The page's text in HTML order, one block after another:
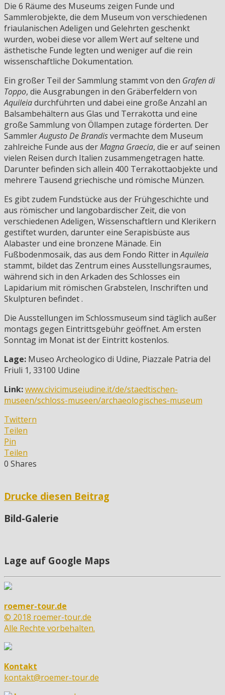
Die 6 Räume des Museums zeigen Funde und
Sammlerobjekte, die dem Museum von verschiedenen
friaulanischen Adeligen und Gelehrten geschenkt
wurden, wobei diese vor allem Wert auf seltene und
ästhetische Funde legten und weniger auf die rein
wissenschaftliche Dokumentation.
Ein großer Teil der Sammlung stammt von den Grafen di
Toppo, die Ausgrabungen in den Gräberfeldern von
Aquileiadurchführten und dabei eine große Anzahl an
Balsambehältern aus Glas und Terrakotta und eine
große Sammlung von Öllampen zutage förderten. Der
SammlerAugusto De Brandisvermachte dem Museum
zahlreiche Funde aus derMagna Graecia, die er auf seinen
vielen Reisen durch Italien zusammengetragen hatte.
Darunter befinden sich allein 400 Terrakottaobjekte und
mehrere Tausend griechische und römische Münzen.
Es gibt zudem Fundstücke aus der Frühgeschichte und
aus römischer und langobardischer Zeit, die von
verschiedenen Adeligen, Wissenschaftlern und Klerikern
gestiftet wurden, darunter eine Serapisbüste aus
Alabaster und eine bronzene Mänade. Ein
Fußbodenmosaik, das aus dem Fondo Ritter inAquileia
stammt, bildet das Zentrum eines Ausstellungsraumes,
während sich in den Arkaden des Schlosses ein
Lapidarium mit römischen Grabstelen, Inschriften und
Skulpturen befindet .
Die Ausstellungen im Schlossmuseum sind täglich außer
montags gegen Eintrittsgebühr geöffnet. Am ersten
Sonntag im Monat ist der Eintritt kostenlos.
Lage: Museo Archeologico di Udine, Piazzale Patria del
Friuli 1, 33100 Udine
Link:www.civicimuseiudine.it/de/staedtischen-
museen/schloss-museen/archaeologisches-museum
Twittern
Teilen
Pin
Teilen
0 Shares
Drucke diesen Beitrag
Bild-Galerie
Lage auf Google Maps
roemer-tour.de
© 2018 roemer-tour.de
Alle Rechte vorbehalten.
Kontakt
kontakt@roemer-tour.de